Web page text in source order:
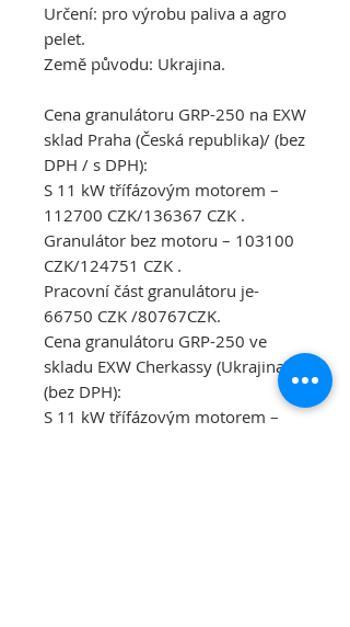
Určení: pro výrobu paliva a agro
pelet.
Země původu: Ukrajina.
Cena granulátoru GRP-250 na EXW
sklad Praha (Česká republika)/ (bez
DPH / s DPH):
S 11 kW třífázovým motorem –
112700 CZK/136367 CZK .
Granulátor bez motoru – 103100
CZK/124751 CZK .
Pracovní část granulátoru je-
66750 CZK /80767CZK.
Cena granulátoru GRP-250 ve
skladu EXW Cherkassy (Ukrajina)/
(bez DPH):
S 11 kW třífázovým motorem –